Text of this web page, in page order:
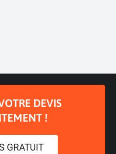
DEVIS
!
GRATUIT